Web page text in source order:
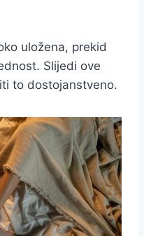
uložena, prekid
Slijedi ove
to dostojanstveno.